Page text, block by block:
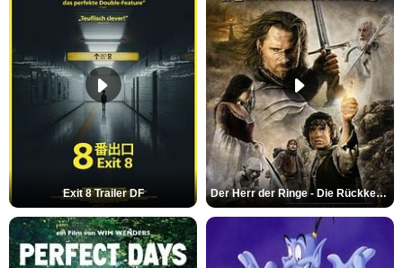
Exit 8 Trailer DF Der Herr der Ringe - Die Rückkehr des Königs Trailer OV